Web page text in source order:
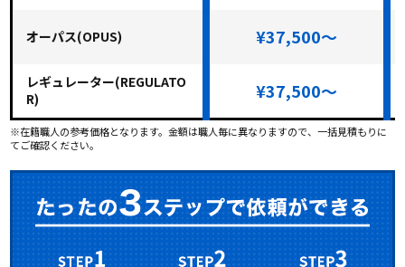
オーパス(OPUS) ¥37,500～
レギュレーター(REGULATO
R)
¥37,500～
※在籍職人の参考価格となります。金額は職人毎に異なりますので、一括見積もりに
てご確認ください。